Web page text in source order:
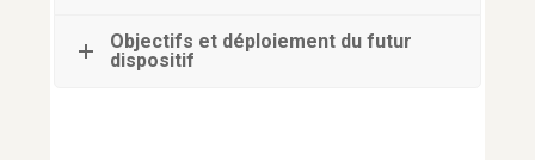
Objectifs et déploiement du futur
dispositif